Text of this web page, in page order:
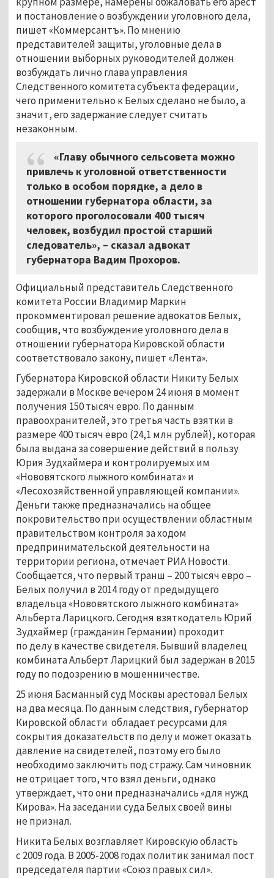
и постановление о возбуждении уголовного дела,
пишет «Коммерсантъ». По мнению
представителей защиты, уголовные дела в
отношении выборных руководителей должен
возбуждать лично глава управления
Следственного комитета субъекта федерации,
чего применительно к Белых сделано не было, а
значит, его задержание следует считать
незаконным.
«Главу обычного сельсовета можно
привлечь к уголовной ответственности
только в особом порядке, а дело в
отношении губернатора области, за
которого проголосовали 400 тысяч
человек, возбудил простой старший
следователь», – сказал адвокат
губернатора Вадим Прохоров.
Официальный представитель Следственного
комитета России Владимир Маркин
прокомментировал решение адвокатов Белых,
сообщив, что возбуждение уголовного дела в
отношении губернатора Кировской области
соответствовало закону, пишет «Лента».
Губернатора Кировской области Никиту Белых
задержали в Москве вечером 24 июня в момент
получения 150 тысяч евро. По данным
правоохранителей, это третья часть взятки в
размере 400 тысяч евро (24,1 млн рублей), которая
была выдана за совершение действий в пользу
Юрия Зудхаймера и контролируемых им
«Нововятского лыжного комбината» и
«Лесохозяйственной управляющей компании».
Деньги также предназначались на общее
покровительство при осуществлении областным
правительством контроля за ходом
предпринимательской деятельности на
территории региона, отмечает РИА Новости.
Сообщается, что первый транш – 200 тысяч евро –
Белых получил в 2014 году от предыдущего
владельца «Нововятского лыжного комбината»
Альберта Ларицкого. Сегодня взяткодатель Юрий
Зудхаймер (гражданин Германии) проходит
по делу в качестве свидетеля. Бывший владелец
комбината Альберт Ларицкий был задержан в 2015
году по подозрению в мошенничестве.
25 июня Басманный суд Москвы арестовал Белых
на два месяца. По данным следствия, губернатор
Кировской области обладает ресурсами для
сокрытия доказательств по делу и может оказать
давление на свидетелей, поэтому его было
необходимо заключить под стражу. Сам чиновник
не отрицает того, что взял деньги, однако
утверждает, что они предназначались «для нужд
Кирова». На заседании суда Белых своей вины
не признал.
Никита Белых возглавляет Кировскую область
с 2009 года. В 2005-2008 годах политик занимал пост
председателя партии «Союз правых сил».